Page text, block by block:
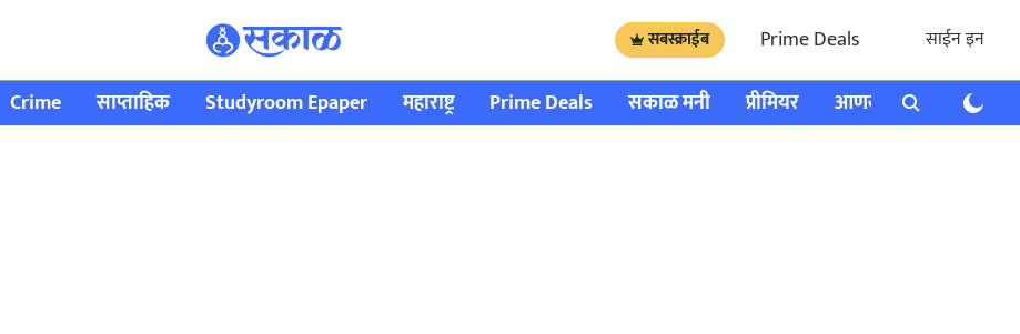
सबस्क्राईब Prime Deals साईन इन
Crime साप्ताहिक Studyroom Epaper महाराष्ट्र Prime Deals सकाळ मनी प्रीमियर आणखी राशी भविष्य